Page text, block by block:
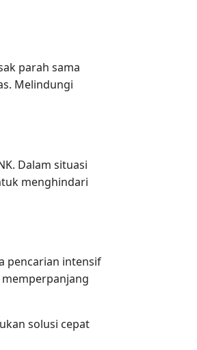
parah sama
Melindungi
Dalam situasi
menghindari
pencarian intensif
solusi cepat